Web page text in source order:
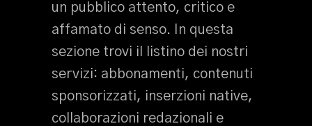
un pubblico attento, critico e
affamato di senso. In questa
sezione trovi il listino dei nostri
servizi: abbonamenti, contenuti
sponsorizzati, inserzioni native,
collaborazioni redazionali e